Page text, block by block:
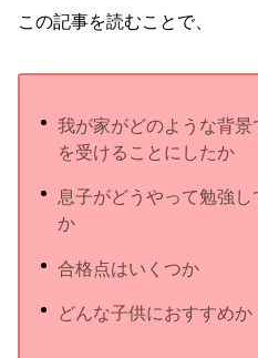
この記事を読むことで、
我が家がどのような背
を受けることにしたか
息子がどうやって勉強
か
合格点はいくつか
どんな子供におすすめか